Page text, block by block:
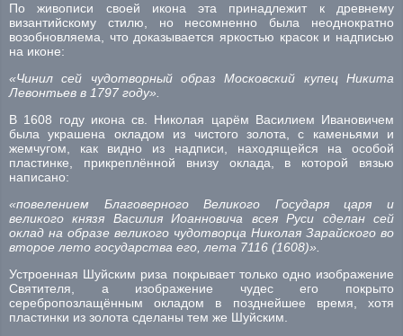
По живописи своей икона эта принадлежит к древнему
византийскому стилю, но несомненно была неоднократно
возобновляема, что доказывается яркостью красок и надписью
на иконе:
«Чинил сей чудотворный образ Московский купец Никита
Левонтьев в 1797 году».
В 1608 году икона св. Николая царём Василием Ивановичем
была украшена окладом из чистого золота, с каменьями и
жемчугом, как видно из надписи, находящейся на особой
пластинке, прикреплённой внизу оклада, в которой вязью
написано:
«повелением Благоверного Великого Государя царя и
великого князя Василия Иоанновича всея Руси сделан сей
оклад на образе великого чудотворца Николая Зарайского во
второе лето государства его, лета 7116 (1608)».
Устроенная Шуйским риза покрывает только одно изображение
Святителя, а изображение чудес его покрыто
серебропозлащённым окладом в позднейшее время, хотя
пластинки из золота сделаны тем же Шуйским.